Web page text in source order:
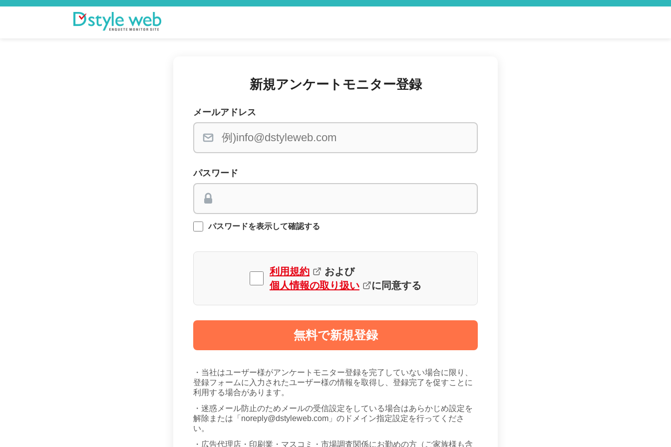
新規アンケートモニター登録
メールアドレス
パスワード
パスワードを表示して確認する
利用規約
および
個人情報の取り扱い
に同意する
無料で新規登録
・当社はユーザー様がアンケートモニター登録を完了していない場合に限り、
登録フォームに入力されたユーザー様の情報を取得し、登録完了を促すことに
利用する場合があります。
・迷惑メール防止のためメールの受信設定をしている場合はあらかじめ設定を
解除または「noreply@dstyleweb.com」のドメイン指定設定を行ってくださ
い。
・広告代理店・印刷業・マスコミ・市場調査関係にお勤めの方（ご家族様も含